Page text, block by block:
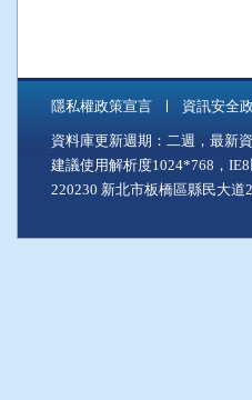
隱私權政策宣言 資訊安全
資料庫更新週期：二週，最新
建議使用解析度1024*768，
220230 新北市板橋區縣民大